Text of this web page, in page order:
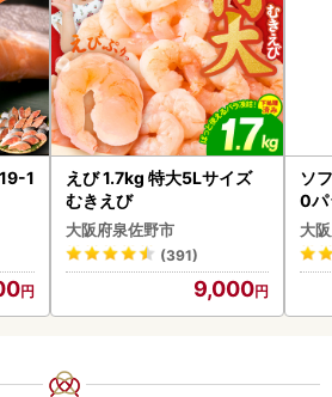
1
えび 1.7kg 特大5Lサイズ
むきえび
大阪府泉佐野市
(391)
9,000
ソ
0
大